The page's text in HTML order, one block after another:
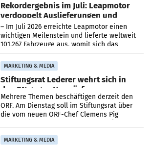
Rekordergebnis im Juli: Leapmotor
verdoppelt Auslieferungen und
überschreitet die 100.000er-Marke
– Im Juli 2026 erreichte Leapmotor einen
wichtigen Meilenstein und lieferte weltweit
101.267 Fahrzeuge aus, womit sich das
Ergebnis gegenüber Juli 2025 mehr als
verdoppelte (+102
MARKETING & MEDIA
Stiftungsrat Lederer wehrt sich in
den SN gegen Vorwürfe
Mehrere Themen beschäftigen derzeit den
ORF. Am Dienstag soll im Stiftungsrat über
die vom neuen ORF-Chef Clemens Pig
MARKETING & MEDIA